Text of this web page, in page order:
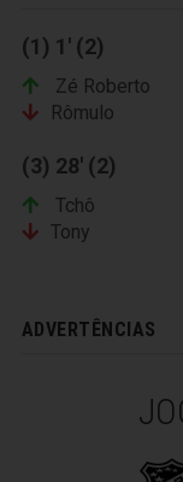
(1) 1' (2)
Zé Roberto
Rômulo
(3) 28' (2)
Tchô
Tony
ADVERTÊNCIAS